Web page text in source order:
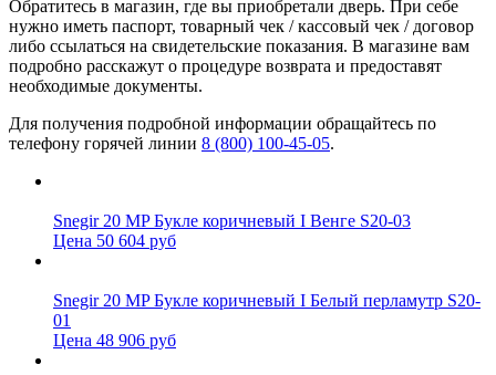
Обратитесь в магазин, где вы приобретали дверь. При себе
нужно иметь паспорт, товарный чек / кассовый чек / договор
либо ссылаться на свидетельские показания. В магазине вам
подробно расскажут о процедуре возврата и предоставят
необходимые документы.
Для получения подробной информации обращайтесь по
телефону горячей линии 8 (800) 100-45-05.
Snegir 20 MP Букле коричневый I Венге S20-03
Цена 50 604 руб
Snegir 20 MP Букле коричневый I Белый перламутр S20-
01
Цена 48 906 руб